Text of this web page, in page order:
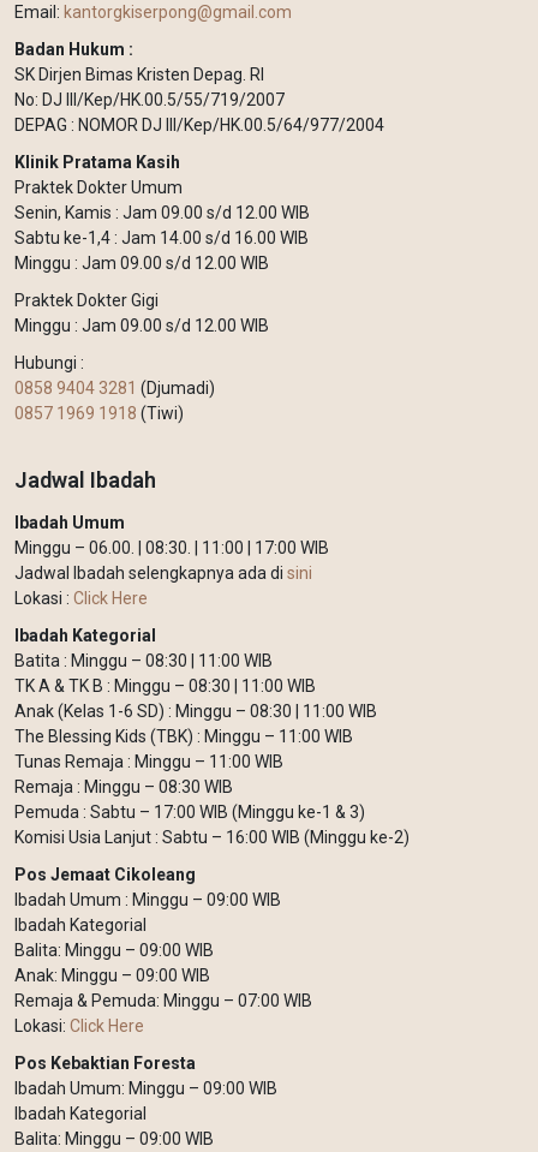
Email: kantorgkiserpong@gmail.com
Badan Hukum :
SK Dirjen Bimas Kristen Depag. RI
No: DJ III/Kep/HK.00.5/55/719/2007
DEPAG : NOMOR DJ III/Kep/HK.00.5/64/977/2004
Klinik Pratama Kasih
Praktek Dokter Umum
Senin, Kamis : Jam 09.00 s/d 12.00 WIB
Sabtu ke-1,4 : Jam 14.00 s/d 16.00 WIB
Minggu : Jam 09.00 s/d 12.00 WIB
Praktek Dokter Gigi
Minggu : Jam 09.00 s/d 12.00 WIB
Hubungi :
0858 9404 3281 (Djumadi)
0857 1969 1918 (Tiwi)
Jadwal Ibadah
Ibadah Umum
Minggu – 06.00. | 08:30. | 11:00 | 17:00 WIB
Jadwal Ibadah selengkapnya ada di sini
Lokasi : Click Here
Ibadah Kategorial
Batita : Minggu – 08:30 | 11:00 WIB
TK A & TK B : Minggu – 08:30 | 11:00 WIB
Anak (Kelas 1-6 SD) : Minggu – 08:30 | 11:00 WIB
The Blessing Kids (TBK) : Minggu – 11:00 WIB
Tunas Remaja : Minggu – 11:00 WIB
Remaja : Minggu – 08:30 WIB
Pemuda : Sabtu – 17:00 WIB (Minggu ke-1 & 3)
Komisi Usia Lanjut : Sabtu – 16:00 WIB (Minggu ke-2)
Pos Jemaat Cikoleang
Ibadah Umum : Minggu – 09:00 WIB
Ibadah Kategorial
Balita: Minggu – 09:00 WIB
Anak: Minggu – 09:00 WIB
Remaja & Pemuda: Minggu – 07:00 WIB
Lokasi: Click Here
Pos Kebaktian Foresta
Ibadah Umum: Minggu – 09:00 WIB
Ibadah Kategorial
Balita: Minggu – 09:00 WIB